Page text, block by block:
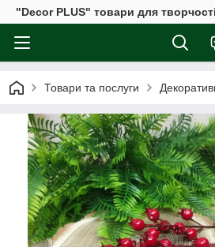
"Decor PLUS" товари для
Товари та послуги